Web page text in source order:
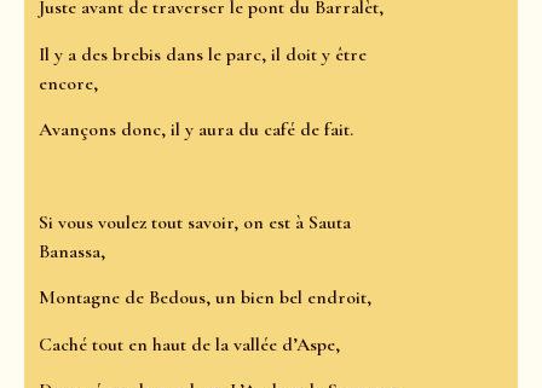
Juste avant de traverser le pont du Barralèt,
Il y a des brebis dans le parc, il doit y être
encore,
Avançons donc, il y aura du café de fait.
Si vous voulez tout savoir, on est à Sauta
Banassa,
Montagne de Bedous, un bien bel endroit,
Caché tout en haut de la vallée d’Aspe,